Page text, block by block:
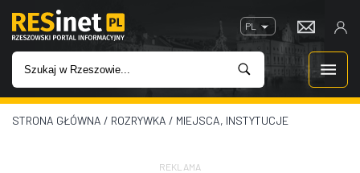
PL
WIADOMOŚCI
STRONA GŁÓWNA / ROZRYWKA / MIEJSCA, INSTYTUCJE
REKLAMA